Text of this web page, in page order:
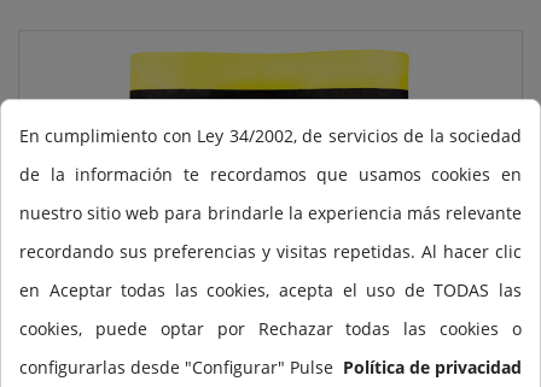
En cumplimiento con Ley 34/2002, de servicios de la sociedad
de la información te recordamos que usamos cookies en
nuestro sitio web para brindarle la experiencia más relevante
recordando sus preferencias y visitas repetidas. Al hacer clic
en Aceptar todas las cookies, acepta el uso de TODAS las
cookies, puede optar por Rechazar todas las cookies o
configurarlas desde "Configurar" Pulse Política de privacidad